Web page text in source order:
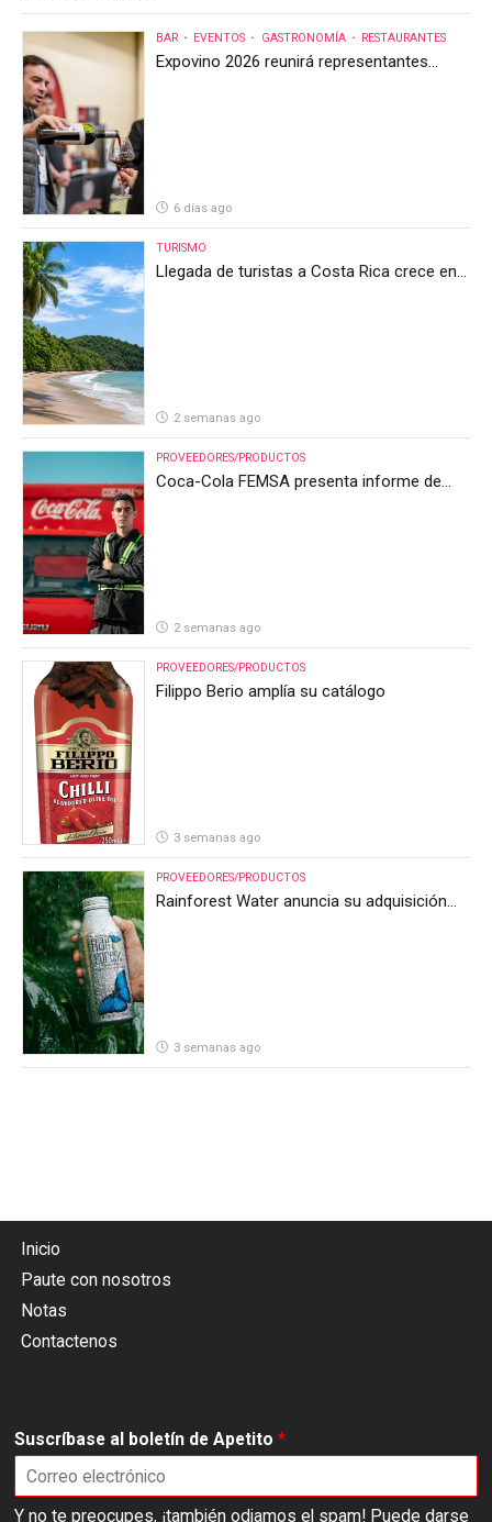
BAR EVENTOS GASTRONOMÍA RESTAURANTES
Expovino 2026 reunirá representantes
6 días ago
TURISMO
Llegada de turistas a Costa Rica crece en
2 semanas ago
PROVEEDORES/PRODUCTOS
Coca-Cola FEMSA presenta informe de
2 semanas ago
PROVEEDORES/PRODUCTOS
Filippo Berio amplía su catálogo
3 semanas ago
PROVEEDORES/PRODUCTOS
Rainforest Water anuncia su adquisición
3 semanas ago
Inicio
Paute con nosotros
Notas
Contactenos
Suscríbase al boletín de Apetito *
Y no te preocupes, ¡también odiamos el spam! Puede darse